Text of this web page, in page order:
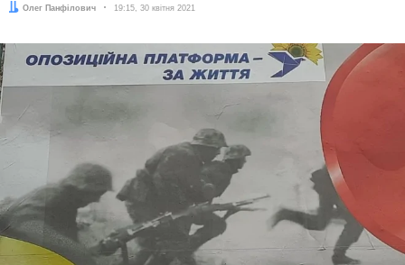
Автор:
Олег Панфілович Дата:
19:15, 30 квітня 2021